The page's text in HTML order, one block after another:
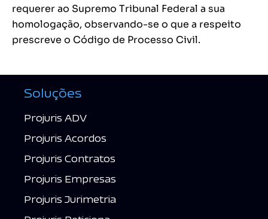
requerer ao Supremo Tribunal Federal a sua
homologação, observando-se o que a respeito
prescreve o Código de Processo Civil.
Soluções
Projuris ADV
Projuris Acordos
Projuris Contratos
Projuris Empresas
Projuris Jurimetria